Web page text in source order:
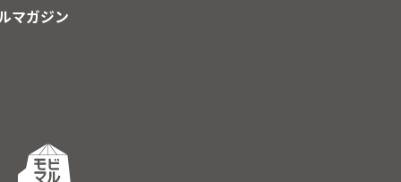
マガジン